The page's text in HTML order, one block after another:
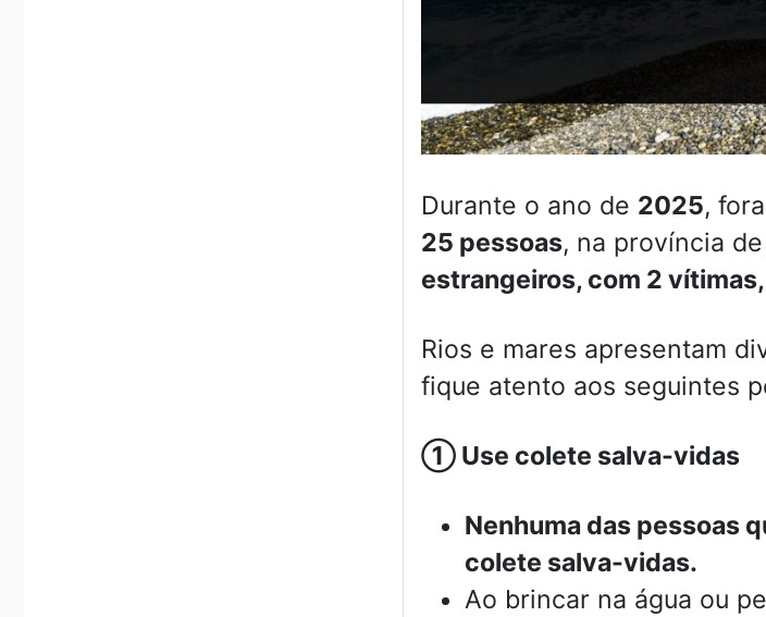
Durante o ano de 2025,
25 pessoas, na província
estrangeiros, com 2
Rios e mares apresentam
fique atento aos seguintes
①Use colete salva-vidas
Nenhuma das pessoas
colete salva-vidas.
Ao brincar na água ou